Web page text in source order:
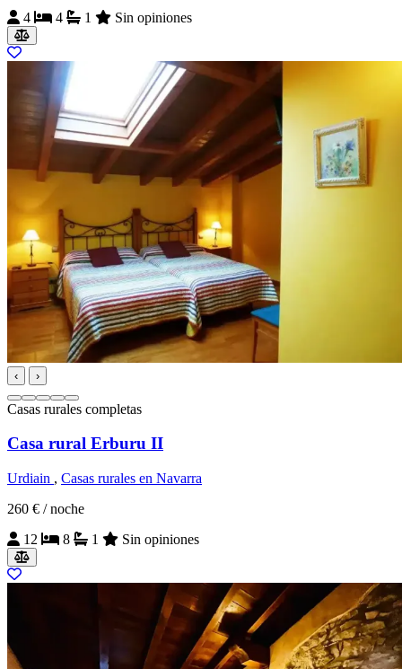
4
4 1 Sin opiniones
‹ ›
Casas rurales completas
Casa rural Erburu II
Urdiain , Casas rurales en Navarra
260 € / noche
12
8 1 Sin opiniones